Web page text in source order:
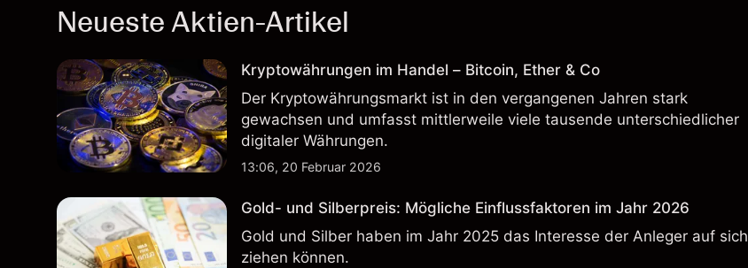
Neueste Aktien-Artikel
Kryptowährungen im Handel – Bitcoin, Ether & Co
Der Kryptowährungsmarkt ist in den vergangenen Jahren stark
gewachsen und umfasst mittlerweile viele tausende unterschiedlicher
digitaler Währungen.
13:06, 20 Februar 2026
Gold- und Silberpreis: Mögliche Einflussfaktoren im Jahr 2026
Gold und Silber haben im Jahr 2025 das Interesse der Anleger auf sich
ziehen können.